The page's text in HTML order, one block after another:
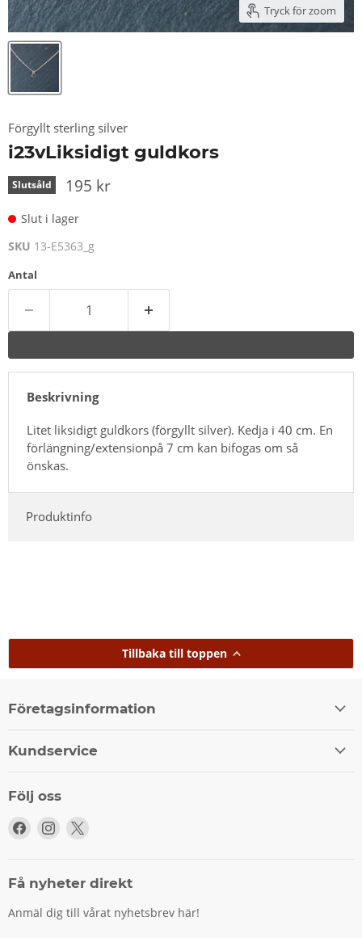
Tryck för zoom
Förgyllt sterling silver
i23vLiksidigt guldkors
Slutsåld 195 kr
Slut i lager
SKU 13-E5363_g
Antal
Beskrivning
Litet liksidigt guldkors (förgyllt silver). Kedja i 40 cm. En
förlängning/extensionpå 7 cm kan bifogas om så
önskas.
Produktinfo
Tillbaka till toppen
Företagsinformation
Kundservice
Följ oss
Följ
Facebook
Följ
Instagram
X
Få nyheter direkt
Anmäl dig till vårat nyhetsbrev här!